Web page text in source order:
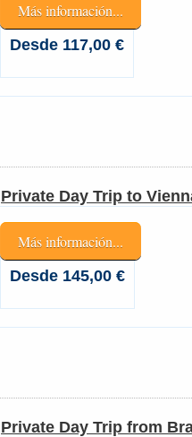
Más información...
Desde 117,00 €
Private Day Trip to
Más información...
Desde 145,00 €
Private Day Trip from